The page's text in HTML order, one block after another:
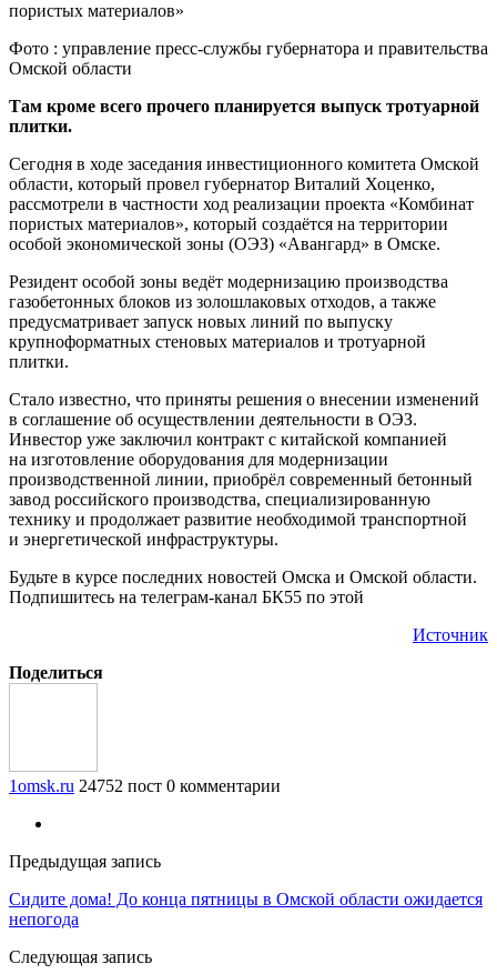
Фото : управление пресс-службы губернатора и правительства
Омской области
Там кроме всего прочего планируется выпуск тротуарной
плитки.
Сегодня в ходе заседания инвестиционного комитета Омской
области, который провел губернатор Виталий Хоценко,
рассмотрели в частности ход реализации проекта «Комбинат
пористых материалов», который создаётся на территории
особой экономической зоны (ОЭЗ) «Авангард» в Омске.
Резидент особой зоны ведёт модернизацию производства
газобетонных блоков из золошлаковых отходов, а также
предусматривает запуск новых линий по выпуску
крупноформатных стеновых материалов и тротуарной
плитки.
Стало известно, что приняты решения о внесении изменений
в соглашение об осуществлении деятельности в ОЭЗ.
Инвестор уже заключил контракт с китайской компанией
на изготовление оборудования для модернизации
производственной линии, приобрёл современный бетонный
завод российского производства, специализированную
технику и продолжает развитие необходимой транспортной
и энергетической инфраструктуры.
Будьте в курсе последних новостей Омска и Омской области.
Подпишитесь на телеграм-канал БК55 по этой
Источник
Поделиться
1omsk.ru 24752 пост 0 комментарии
Предыдущая запись
Сидите дома! До конца пятницы в Омской области ожидается
непогода
Следующая запись